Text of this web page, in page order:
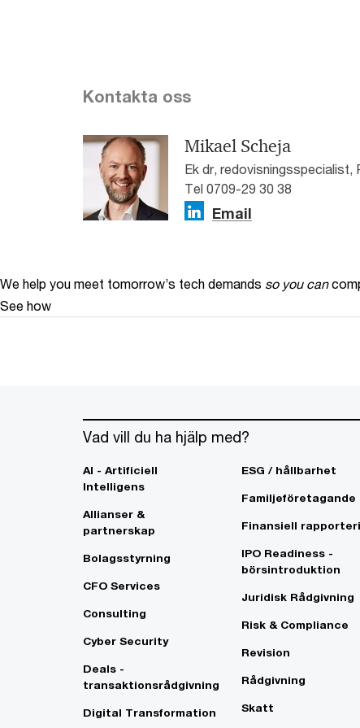
Kontakta oss
Mikael Scheja
Ek dr, redovisningsspecialist,
Tel 0709-29 30 38
Email
We help you meet tomorrow’s tech demands so you can
See how
Vad vill du ha hjälp med?
AI - Artificiell
Intelligens
Allianser &
partnerskap
Bolagsstyrning
CFO Services
Consulting
Cyber Security
Deals -
transaktionsrådgivning
Digital Transformation
ESG / hållbarhet
Familjeföretagande
Finansiell
IPO Readiness -
börsintroduktion
Juridisk Rådgivning
Risk & Compliance
Revision
Rådgivning
Skatt